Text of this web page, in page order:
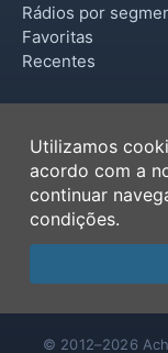
Rádios por
Favoritas
Recentes
Termos de Uso
Política de
Ferramentas
Contato
© 2012–2026
Utilizamos
acordo com a
continuar
condições.